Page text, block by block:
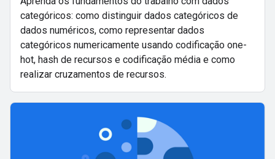
categóricos: como distinguir dados categóricos de
dados numéricos, como representar dados
categóricos numericamente usando codificação one-
hot, hash de recursos e codificação média e como
realizar cruzamentos de recursos.